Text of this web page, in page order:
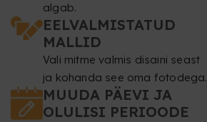
algab.
EELVALMISTATUD
MALLID
Vali mitme valmis disaini seast
ja kohanda see oma fotodega.
MUUDA PÄEVI JA
OLULISI PERIOODE